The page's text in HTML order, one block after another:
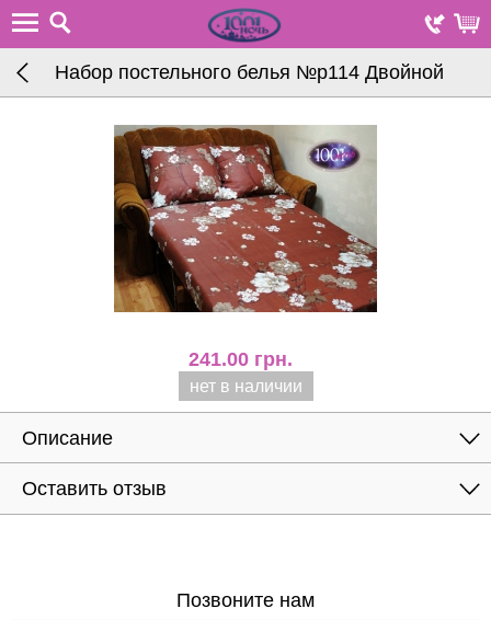
Набор постельного белья №р114 Двойной
241.00 грн.
нет в наличии
Описание
Оставить отзыв
Позвоните нам